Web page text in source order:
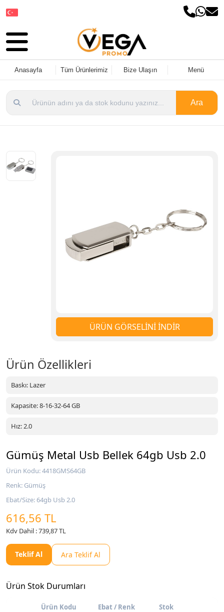
Anasayfa Tüm Ürünlerimiz Bize Ulaşın Menü
Ara
ÜRÜN GÖRSELİNİ İNDİR
Ürün Özellikleri
Baskı: Lazer
Kapasite: 8-16-32-64 GB
Hız: 2.0
Gümüş Metal Usb Bellek 64gb Usb 2.0
Ürün Kodu: 4418GMS64GB
Renk: Gümüş
Ebat/Size: 64gb Usb 2.0
616,56 TL
Kdv Dahil : 739,87 TL
Teklif Al Ara Teklif Al
Ürün Stok Durumları
Ürün Kodu Ebat / Renk Stok